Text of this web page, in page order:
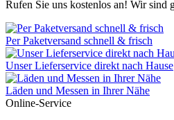
Rufen Sie uns kostenlos an! Wir sind
Per Paketversand schnell & frisch
Unser Lieferservice direkt nach Hause
Läden und Messen in Ihrer Nähe
Online-Service